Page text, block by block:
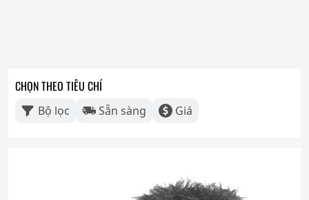
CHỌN THEO TIÊU CHÍ
Bộ lọc Sẵn sàng Giá